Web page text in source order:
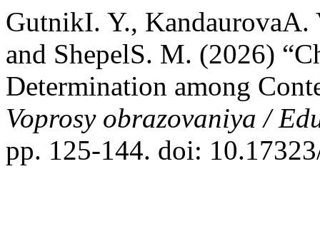
GutnikI. Y., KandaurovaA.
and ShepelS. M. (2026)
Determination among
Voprosy obrazovaniya /
pp. 125-144. doi: